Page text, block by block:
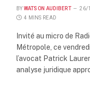
BY WATSON AUDIBERT
26/
4 MINS READ
Invité au micro de
Métropole, ce
l’avocat Patrick
analyse juridique